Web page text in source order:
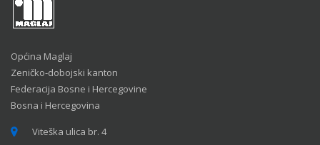
Općina Maglaj
Zeničko-dobojski kanton
Federacija Bosne i Hercegovine
Bosna i Hercegovina
Viteška ulica br. 4